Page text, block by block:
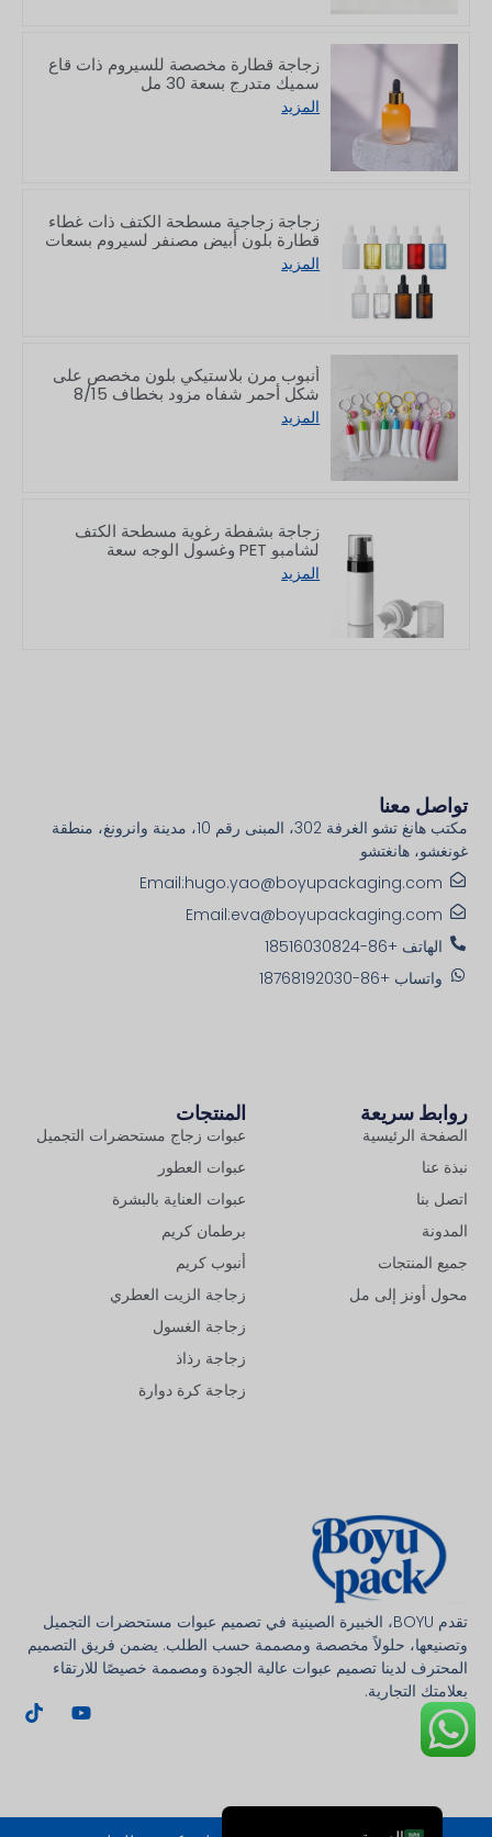
زجاجة قطارة مخصصة للسيروم ذات قاع
سميك متدرج بسعة 30 مل
المزيد
زجاجة زجاجية مسطحة الكتف ذات غطاء
قطارة بلون أبيض مصنفر لسيروم بسعات
10/30/50/60/80/100 مل
المزيد
أنبوب مرن بلاستيكي بلون مخصص على
شكل أحمر شفاه مزود بخطاف 8/15
جرام
المزيد
زجاجة بشفطة رغوية مسطحة الكتف
لشامبو PET وغسول الوجه سعة
150/200 مل
المزيد
تقدم BOYU، الخبيرة الصينية في تصميم عبوات مستحضرات التجميل
وتصنيعها، حلولاً مخصصة ومصممة حسب الطلب. يضمن فريق التصميم
المحترف لدينا تصميم عبوات عالية الجودة ومصممة خصيصًا للارتقاء
بعلامتك التجارية.
المنتجات
عبوات زجاج مستحضرات التجميل
عبوات العطور
عبوات العناية بالبشرة
برطمان كريم
أنبوب كريم
زجاجة الزيت العطري
زجاجة الغسول
زجاجة رذاذ
زجاجة كرة دوارة
روابط سريعة
الصفحة الرئيسية
نبذة عنا
اتصل بنا
المدونة
جميع المنتجات
محول أونز إلى مل
تواصل معنا
مكتب هانغ تشو الغرفة 302، المبنى رقم 10، مدينة وانرونغ، منطقة
غونغشو، هانغتشو
Email:hugo.yao@boyupackaging.com
Email:eva@boyupackaging.com
الهاتف +86-18516030824
واتساب +86-18768192030
Italiano
日本語
한국어
Français
Deutsch